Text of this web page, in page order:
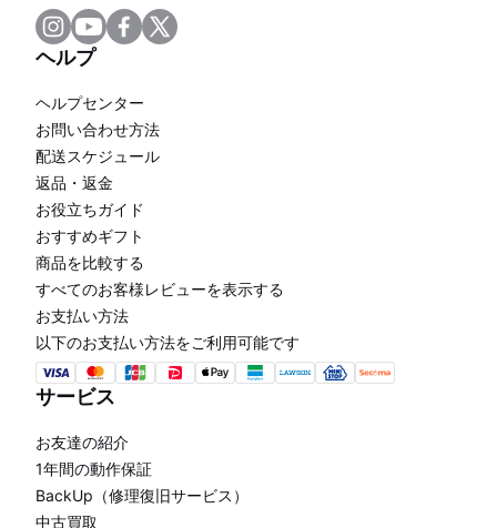
ヘルプ
ヘルプセンター
お問い合わせ方法
配送スケジュール
返品・返金
お役立ちガイド
おすすめギフト
商品を比較する
すべてのお客様レビューを表示する
お支払い方法
以下のお支払い方法をご利用可能です
サービス
お友達の紹介
1年間の動作保証
BackUp（修理復旧サービス）
中古買取